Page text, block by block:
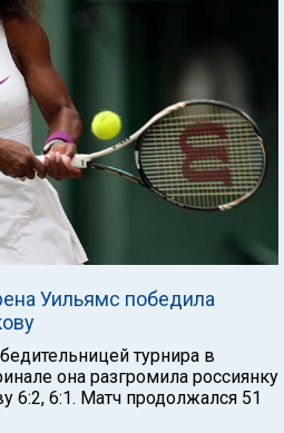
Уильямс победила
турнира в
она разгромила россиянку
6:2, 6:1. Матч продолжался 51